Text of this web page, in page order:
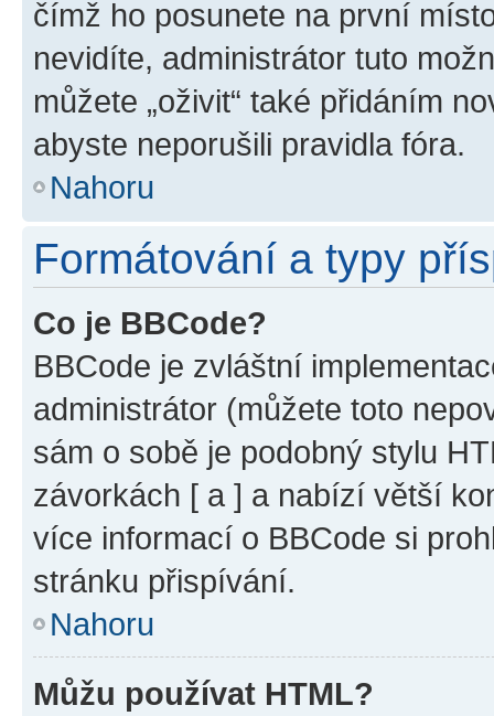
čímž ho posunete na první
nevidíte, administrátor tuto
můžete „oživit“ také přidáním
abyste neporušili pravidla fóra.
Nahoru
Formátování a typy
Co je BBCode?
BBCode je zvláštní
administrátor (můžete toto
sám o sobě je podobný stylu
závorkách [ a ] a nabízí větší
více informací o BBCode si
stránku přispívání.
Nahoru
Můžu používat HTML?